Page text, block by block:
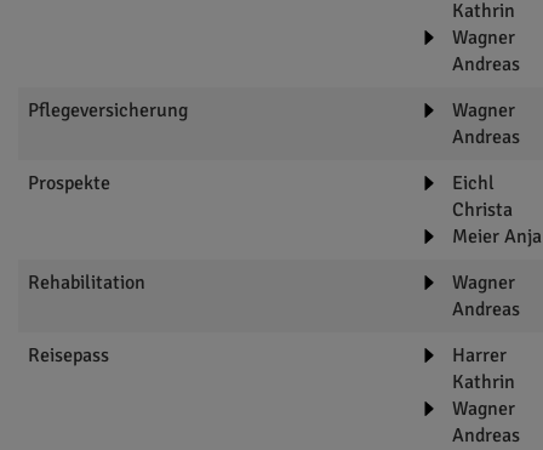
Kathrin
Wagner
Andreas
Pflegeversicherung
Wagner
Andreas
Prospekte
Eichl
Christa
Meier Anja
Rehabilitation
Wagner
Andreas
Reisepass
Harrer
Kathrin
Wagner
Andreas